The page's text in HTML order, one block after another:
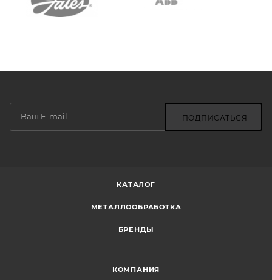
ПОДПИСАТЬСЯ
КАТАЛОГ
МЕТАЛЛООБРАБОТКА
БРЕНДЫ
КОМПАНИЯ